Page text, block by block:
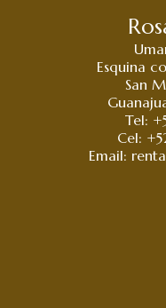
Esquina
San
Tel:
Cel:
Email: